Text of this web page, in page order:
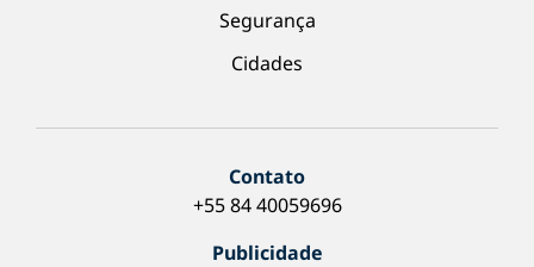
Segurança
Cidades
Contato
+55 84 40059696
Publicidade